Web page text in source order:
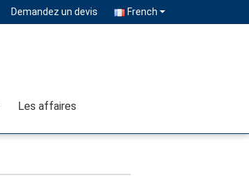
Demandez un devis French
Les affaires